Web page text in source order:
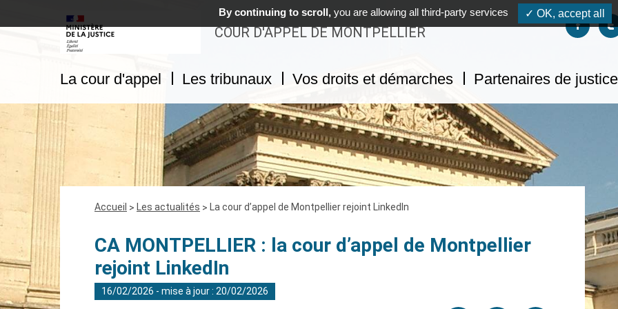
COUR D'APPEL DE MONTPELLIER Suivez-
La cour d'appel Les tribunaux Vos droits et démarches Partenaires de justice
Fil
Accueil Les actualités La cour d’appel de Montpellier rejoint LinkedIn
CA MONTPELLIER : la cour d’appel de Montpellier
rejoint LinkedIn
16/02/2026 - mise à jour : 20/02/2026
By continuing to scroll, you are allowing all third-party services ✓ OK, accept all